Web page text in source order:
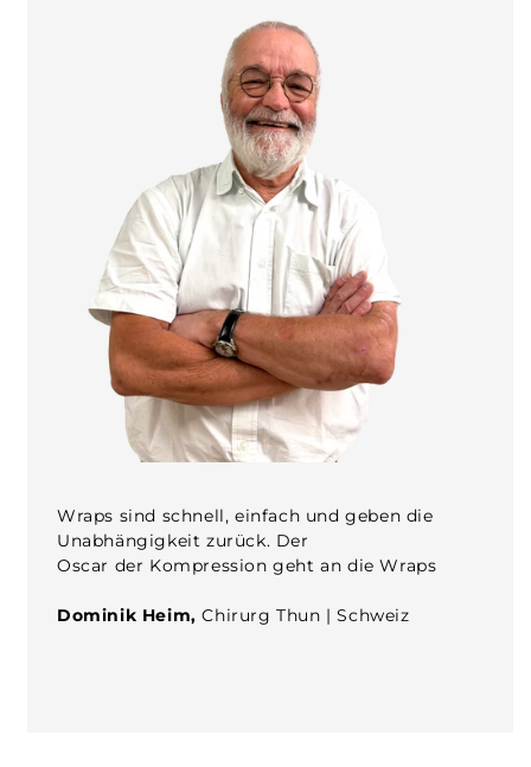
Wraps sind schnell, einfach und geben die
Unabhängigkeit zurück. Der
Oscar der Kompression geht an die Wraps
Dominik Heim,Chirurg Thun | Schweiz